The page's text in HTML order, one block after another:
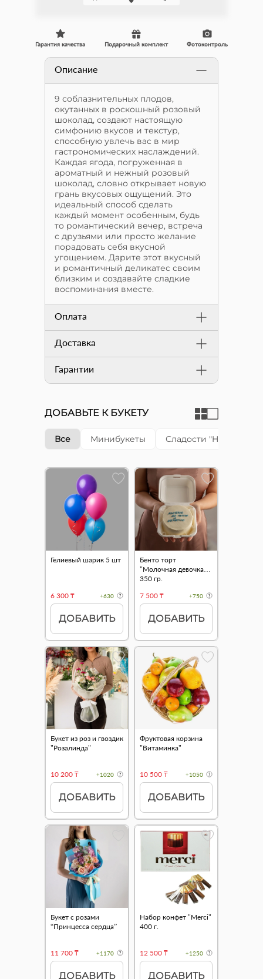
Гарантия качества Фотоконтроль
Подарочный комплект
Описание
9 соблазнительных плодов,
окутанных в роскошный розовый
шоколад, создают настоящую
симфонию вкусов и текстур,
способную увлечь вас в мир
гастрономических наслаждений.
Каждая ягода, погруженная в
ароматный и нежный розовый
шоколад, словно открывает новую
грань вкусовых ощущений. Это
идеальный способ сделать
каждый момент особенным, будь
то романтический вечер, встреча
с друзьями или просто желание
порадовать себя вкусной
угощением. Дарите этот вкусный
и романтичный деликатес своим
близким и создавайте сладкие
воспоминания вместе.
Оплата
Доставка
Гарантии
ДОБАВЬТЕ К БУКЕТУ
Все Минибукеты Сладости "Happy cake"
Гелиевый шарик 5 шт
6 300 ₸ +630
ДОБАВИТЬ
Бенто торт
"Молочная девочка"
350 гр.
7 500 ₸
+750
ДОБАВИТЬ
Букет из роз и гвоздик
"Розалинда"
10 200 ₸ +1020
ДОБАВИТЬ
Фруктовая корзина
"Витаминка"
10 500 ₸ +1050
ДОБАВИТЬ
Букет с розами
“Принцесса сердца”
11 700 ₸ +1170
ДОБАВИТЬ
Набор конфет "Merci"
400 г.
12 500 ₸ +1250
ДОБАВИТЬ